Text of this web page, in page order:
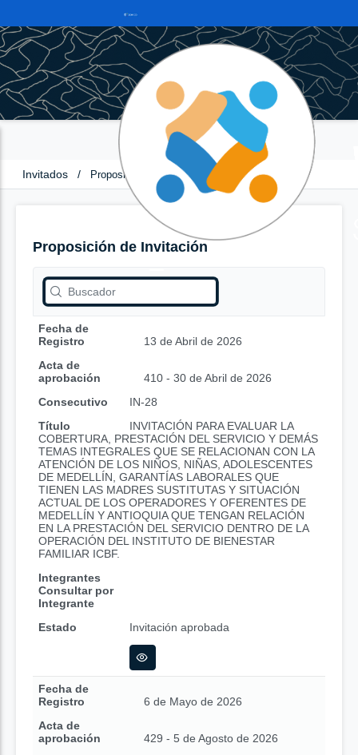
Invitados / Proposición de Invitación
Proposición de Invitación
Fecha de
Registro
13 de Abril de 2026
Acta de
aprobación
410 - 30 de Abril de 2026
Consecutivo
IN-28
Título
INVITACIÓN PARA EVALUAR LA
COBERTURA, PRESTACIÓN DEL SERVICIO Y DEMÁS
TEMAS INTEGRALES QUE SE RELACIONAN CON LA
ATENCIÓN DE LOS NIÑOS, NIÑAS, ADOLESCENTES
DE MEDELLÍN, GARANTÍAS LABORALES QUE
TIENEN LAS MADRES SUSTITUTAS Y SITUACIÓN
ACTUAL DE LOS OPERADORES Y OFERENTES DE
MEDELLÍN Y ANTIOQUIA QUE TENGAN RELACIÓN
EN LA PRESTACIÓN DEL SERVICIO DENTRO DE LA
OPERACIÓN DEL INSTITUTO DE BIENESTAR
FAMILIAR ICBF.
Integrantes
Consultar por
Integrante
Estado
Invitación aprobada
Fecha de
Registro
6 de Mayo de 2026
Acta de
aprobación
429 - 5 de Agosto de 2026